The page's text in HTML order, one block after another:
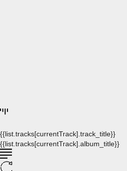
{{list.tracks[currentTrack].track_title}}
{{list.tracks[currentTrack].album_title}}